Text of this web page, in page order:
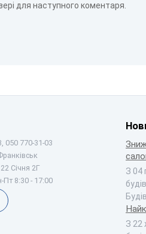
для наступного коментаря.
050 770-31-03
Січня 2Г
Пт 8:30 - 17:00
З 04
З 22